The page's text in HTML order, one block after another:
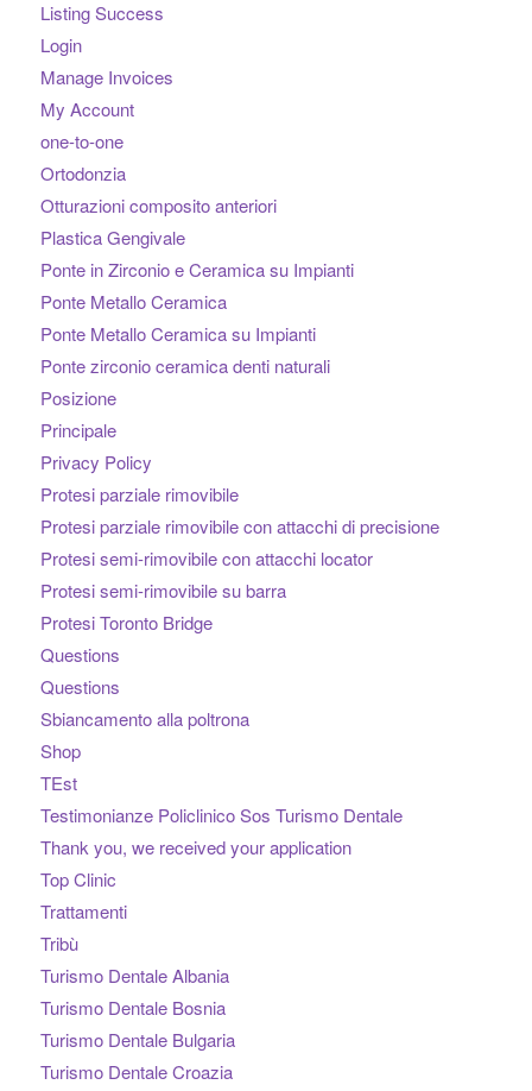
Listing Success
Login
Manage Invoices
My Account
one-to-one
Ortodonzia
Otturazioni composito anteriori
Plastica Gengivale
Ponte in Zirconio e Ceramica su Impianti
Ponte Metallo Ceramica
Ponte Metallo Ceramica su Impianti
Ponte zirconio ceramica denti naturali
Posizione
Principale
Privacy Policy
Protesi parziale rimovibile
Protesi parziale rimovibile con attacchi di precisione
Protesi semi-rimovibile con attacchi locator
Protesi semi-rimovibile su barra
Protesi Toronto Bridge
Questions
Questions
Sbiancamento alla poltrona
Shop
TEst
Testimonianze Policlinico Sos Turismo Dentale
Thank you, we received your application
Top Clinic
Trattamenti
Tribù
Turismo Dentale Albania
Turismo Dentale Bosnia
Turismo Dentale Bulgaria
Turismo Dentale Croazia